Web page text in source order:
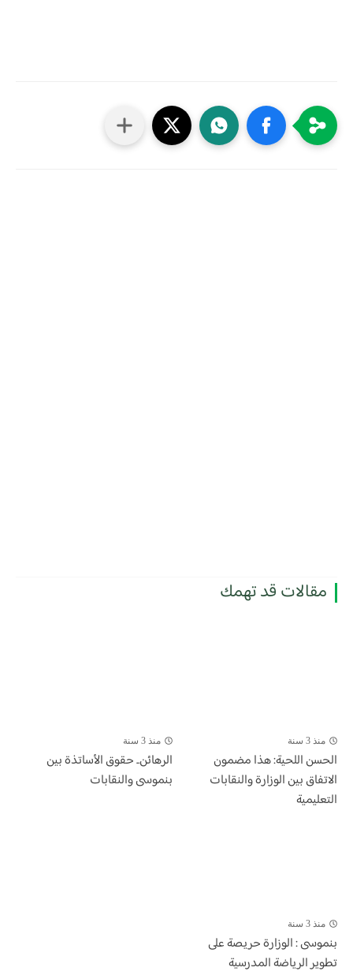
مقالات قد تهمك
منذ 3 سنة
الحسن اللحية: هذا مضمون
الاتفاق بين الوزارة والنقابات
التعليمية
منذ 3 سنة
الرهائن.. حقوق الأساتذة بين
بنموسى والنقابات
منذ 3 سنة
بنموسى : الوزارة حريصة على
تطوير الرياضة المدرسية